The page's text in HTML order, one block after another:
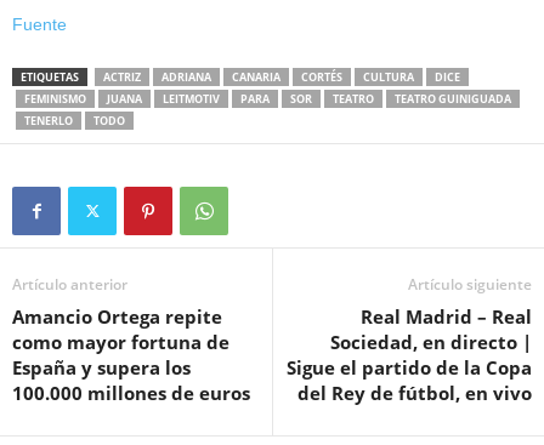
Fuente
ETIQUETAS ACTRIZ ADRIANA CANARIA CORTÉS CULTURA
DICE
FEMINISMO
JUANA LEITMOTIV PARA SOR TEATRO
TEATRO GUINIGUADA
TENERLO
TODO
Artículo anterior
Amancio Ortega repite
como mayor fortuna de
España y supera los
100.000 millones de euros
Artículo siguiente
Real Madrid – Real
Sociedad, en directo |
Sigue el partido de la Copa
del Rey de fútbol, en vivo